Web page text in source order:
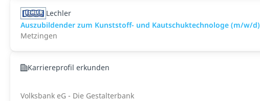
Lechler
Auszubildender zum Kunststoff- und Kautschuktechnologe (m/w/d)
Metzingen
Karriereprofil erkunden
Volksbank eG - Die Gestalterbank